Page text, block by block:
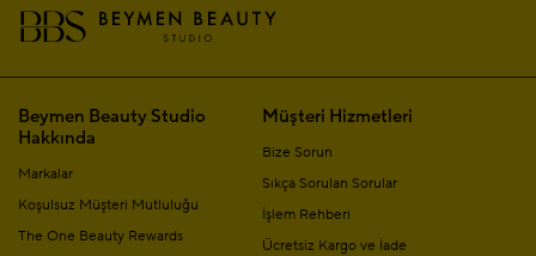
Beymen Beauty Studio
Hakkında
Markalar
Koşulsuz Müşteri Mutluluğu
The One Beauty Rewards
Müşteri Hizmetleri
Bize Sorun
Sıkça Sorulan Sorular
İşlem Rehberi
Ücretsiz Kargo ve İade